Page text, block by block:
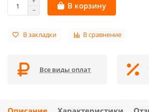
В корзину
В закладки В сравнение
Все виды оплат